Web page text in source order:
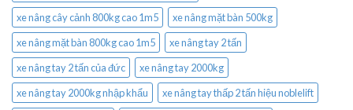
xe nâng cây cảnh 800kg cao 1m5
xe nâng mặt bàn 500kg
xe nâng mặt bàn 800kg cao 1m5
xe nâng tay 2 tấn
xe nâng tay 2 tấn của đức
xe nâng tay 2000kg
xe nâng tay 2000kg nhập khẩu
xe nâng tay thấp 2 tấn hiệu noblelift